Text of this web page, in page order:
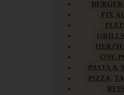
FIX
ONE-
PASTA &
PIZZA,